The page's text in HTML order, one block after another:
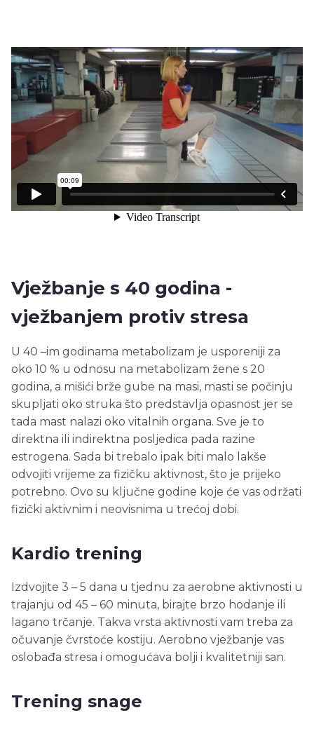
Vježbanje s 40 godina -
vježbanjem protiv stresa
U 40 –im godinama metabolizam je usporeniji za
oko 10 % u odnosu na metabolizam žene s 20
godina, a mišići brže gube na masi, masti se počinju
skupljati oko struka što predstavlja opasnost jer se
tada mast nalazi oko vitalnih organa. Sve je to
direktna ili indirektna posljedica pada razine
estrogena. Sada bi trebalo ipak biti malo lakše
odvojiti vrijeme za fizičku aktivnost, što je prijeko
potrebno. Ovo su ključne godine koje će vas održati
fizički aktivnim i neovisnima u trećoj dobi.
Kardio trening
Izdvojite 3 – 5 dana u tjednu za aerobne aktivnosti u
trajanju od 45 – 60 minuta, birajte brzo hodanje ili
lagano trčanje. Takva vrsta aktivnosti vam treba za
očuvanje čvrstoće kostiju. Aerobno vježbanje vas
oslobađa stresa i omogućava bolji i kvalitetniji san.
Trening snage